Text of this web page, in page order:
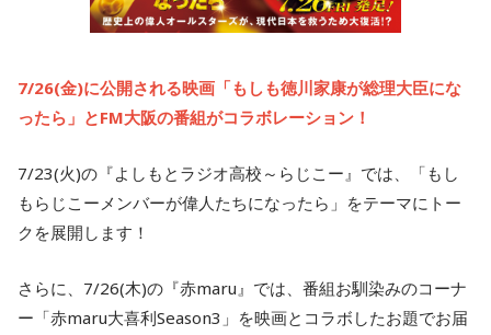
7/26(金)に公開される映画「もしも徳川家康が総理大臣にな
ったら」とFM大阪の番組がコラボレーション！
7/23(火)の『よしもとラジオ高校～らじこー』では、「もし
もらじこーメンバーが偉人たちになったら」をテーマにトー
クを展開します！
さらに、7/26(木)の『赤maru』では、番組お馴染みのコーナ
ー「赤maru大喜利Season3」を映画とコラボしたお題でお届